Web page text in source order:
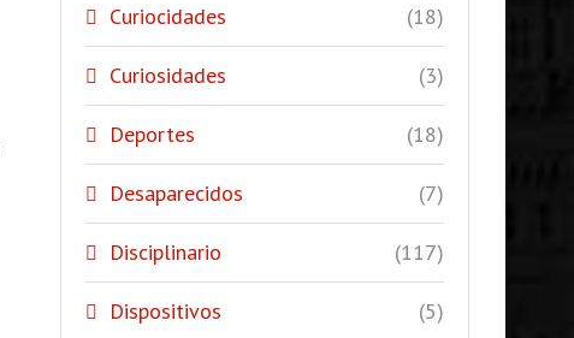
Curiocidades (18)
Curiosidades (3)
Deportes (18)
Desaparecidos (7)
Disciplinario (117)
Dispositivos (5)